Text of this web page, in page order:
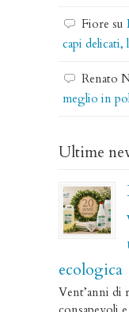
Fiore su
capi delicati,
Renato
meglio in
Ultime
ecologica
Vent’anni di